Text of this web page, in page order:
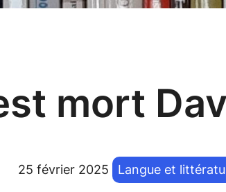
mort
25 février 2025 Langue et